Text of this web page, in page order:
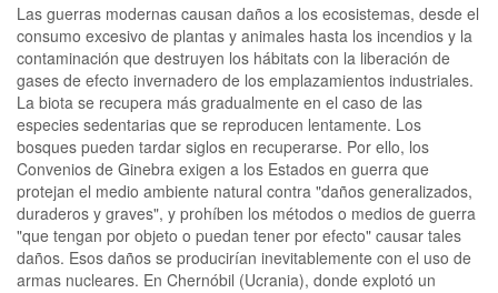
Las guerras modernas causan daños a los ecosistemas, desde el
consumo excesivo de plantas y animales hasta los incendios y la
contaminación que destruyen los hábitats con la liberación de
gases de efecto invernadero de los emplazamientos industriales.
La biota se recupera más gradualmente en el caso de las
especies sedentarias que se reproducen lentamente. Los
bosques pueden tardar siglos en recuperarse. Por ello, los
Convenios de Ginebra exigen a los Estados en guerra que
protejan el medio ambiente natural contra "daños generalizados,
duraderos y graves", y prohíben los métodos o medios de guerra
"que tengan por objeto o puedan tener por efecto" causar tales
daños. Esos daños se producirían inevitablemente con el uso de
armas nucleares. En Chernóbil (Ucrania), donde explotó un